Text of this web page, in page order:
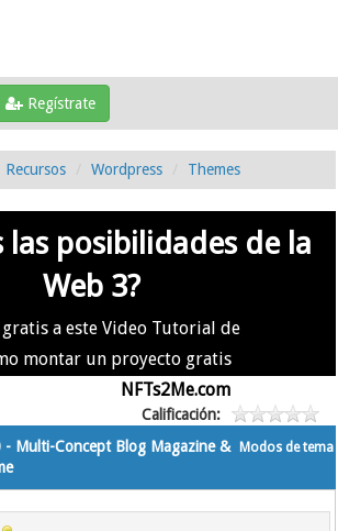
Regístrate
Recursos Wordpress Themes
las posibilidades de la
Web 3?
gratis a este Video Tutorial de
montar un proyecto gratis
NFTs2Me.com
Calificación:
Modos de tema
- Multi-Concept Blog Magazine &